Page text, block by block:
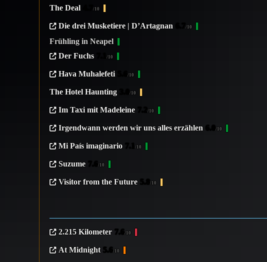
The Deal 4.7/10
Die drei Musketiere | D’Artagnan 6.7/10
Frühling in Neapel
Der Fuchs
7.1/10
Hava Muhalefeti 5.6/10
The Hotel Haunting 3.0/10
Im Taxi mit Madeleine 7.2/10
Irgendwann werden wir uns alles erzählen 6.0/10
Mi País imaginario 7.1/10
Suzume 7.6/10
Visitor from the Future 5.8/10
2.215 Kilometer 7.6/10
At Midnight 5.6/10